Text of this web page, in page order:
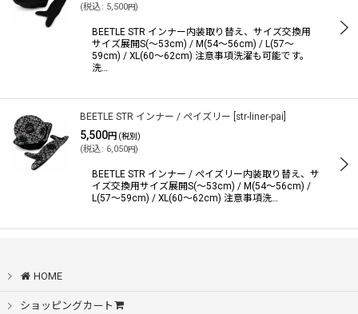
(税込: 5,500円)
BEETLE STR インナー内装取り替え、サイズ交換用
サイズ展開S(〜53cm) / M(54〜56cm) / L(57〜
59cm) / XL(60〜62cm) 注意事項洗濯も可能です。
洗…
BEETLE STR インナー / ペイズリー str-liner-pai
5,500円 (税別)
(税込: 6,050円)
BEETLE STR インナー / ペイズリー内装取り替え、サ
イズ交換用サイズ展開S(〜53cm) / M(54〜56cm) /
L(57〜59cm) / XL(60〜62cm) 注意事項洗…
HOME
ショッピングカート